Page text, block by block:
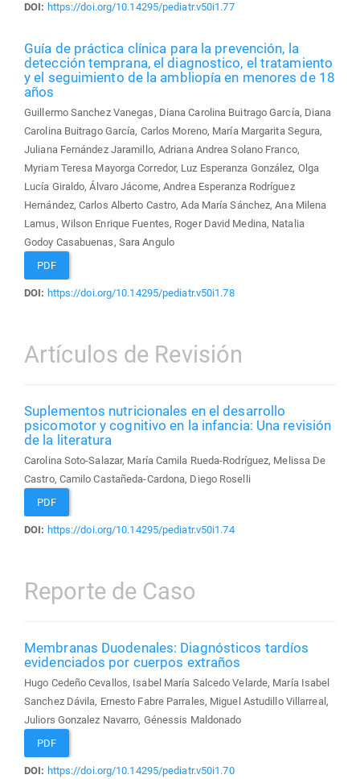
DOI: https://doi.org/10.14295/pediatr.v50i1.77
Guía de práctica clínica para la prevención, la
detección temprana, el diagnostico, el tratamiento
y el seguimiento de la ambliopía en menores de 18
años
Guillermo Sanchez Vanegas, Diana Carolina Buitrago García, Diana
Carolina Buitrago García, Carlos Moreno, María Margarita Segura,
Juliana Fernández Jaramillo, Adriana Andrea Solano Franco,
Myriam Teresa Mayorga Corredor, Luz Esperanza González, Olga
Lucía Giraldo, Álvaro Jácome, Andrea Esperanza Rodríguez
Hernández, Carlos Alberto Castro, Ada María Sánchez, Ana Milena
Lamus, Wilson Enrique Fuentes, Roger David Medina, Natalia
Godoy Casabuenas, Sara Angulo
PDF
DOI: https://doi.org/10.14295/pediatr.v50i1.78
Artículos de Revisión
Suplementos nutricionales en el desarrollo
psicomotor y cognitivo en la infancia: Una revisión
de la literatura
Carolina Soto-Salazar, María Camila Rueda-Rodríguez, Melissa De
Castro, Camilo Castañeda-Cardona, Diego Roselli
PDF
DOI: https://doi.org/10.14295/pediatr.v50i1.74
Reporte de Caso
Membranas Duodenales: Diagnósticos tardíos
evidenciados por cuerpos extraños
Hugo Cedeño Cevallos, Isabel María Salcedo Velarde, María Isabel
Sanchez Dávila, Ernesto Fabre Parrales, Miguel Astudillo Villarreal,
Juliors Gonzalez Navarro, Génessis Maldonado
PDF
DOI: https://doi.org/10.14295/pediatr.v50i1.70